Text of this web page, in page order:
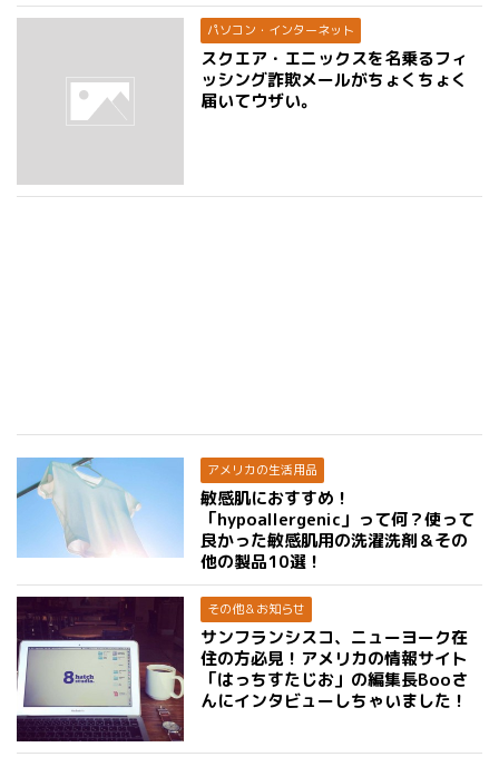
パソコン・インターネット
スクエア・エニックスを名乗るフィ
ッシング詐欺メールがちょくちょく
届いてウザい。
アメリカの生活用品
敏感肌におすすめ！
「hypoallergenic」って何？使って
良かった敏感肌用の洗濯洗剤＆その
他の製品10選！
その他＆お知らせ
サンフランシスコ、ニューヨーク在
住の方必見！アメリカの情報サイト
「はっちすたじお」の編集長Booさ
んにインタビューしちゃいました！